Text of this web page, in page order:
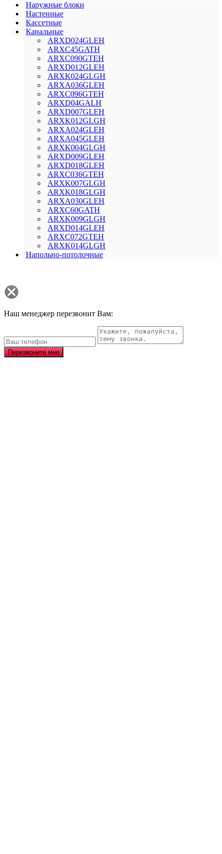
Наружные блоки
Настенные
Кассетные
Канальные
ARXD024GLEH
ARXC45GATH
ARXC090GTEH
ARXD012GLEH
ARXK024GLGH
ARXA036GLEH
ARXC096GTEH
ARXD04GALH
ARXD007GLEH
ARXK012GLGH
ARXA024GLEH
ARXA045GLEH
ARXK004GLGH
ARXD009GLEH
ARXD018GLEH
ARXC036GTEH
ARXK007GLGH
ARXK018GLGH
ARXA030GLEH
ARXC60GATH
ARXK009GLGH
ARXD014GLEH
ARXC072GTEH
ARXK014GLGH
Напольно-потолочные
Наш менеджер перезвонит Вам:
Перезвоните мне